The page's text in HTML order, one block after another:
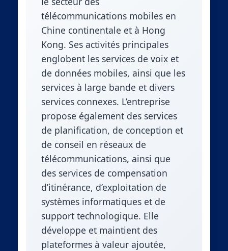
télécommunications mobiles en
Chine continentale et à Hong
Kong. Ses activités principales
englobent les services de voix et
de données mobiles, ainsi que les
services à large bande et divers
services connexes. L’entreprise
propose également des services
de planification, de conception et
de conseil en réseaux de
télécommunications, ainsi que
des services de compensation
d’itinérance, d’exploitation de
systèmes informatiques et de
support technologique. Elle
développe et maintient des
plateformes à valeur ajoutée,